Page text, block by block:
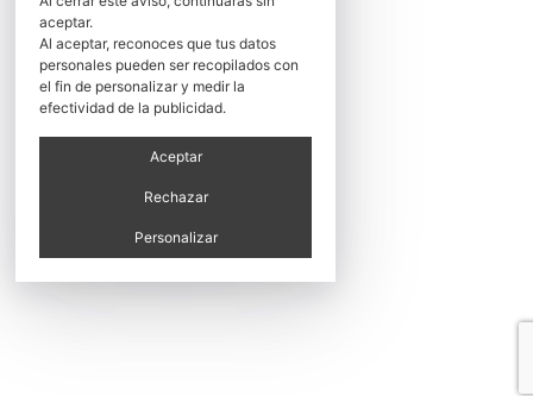
aceptar.
Al aceptar, reconoces que tus datos
personales pueden ser recopilados con
el fin de personalizar y medir la
efectividad de la publicidad.
Aceptar
Rechazar
Personalizar